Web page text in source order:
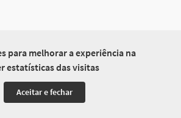
para melhorar a experiência na
estatísticas das visitas
Aceitar e fechar